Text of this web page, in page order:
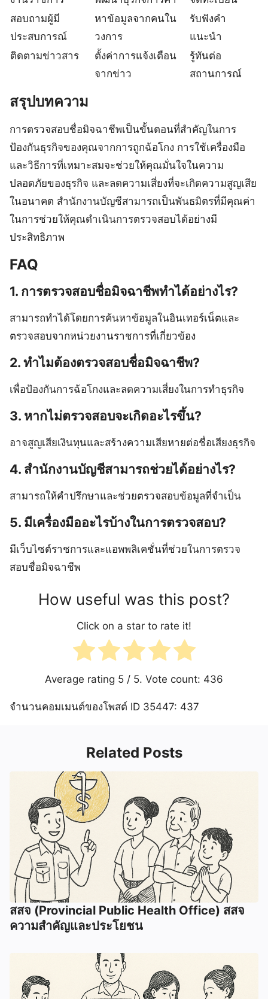
สอบถามผู้มี
ประสบการณ์
หาข้อมูลจากคนใน
วงการ
รับฟังคำ
แนะนำ
ติดตามข่าวสาร
ตั้งค่าการแจ้งเตือน
จากข่าว
รู้ทันต่อ
สถานการณ์
สรุปบทความ
การตรวจสอบชื่อมิจฉาชีพเป็นขั้นตอนที่สำคัญในการ
ป้องกันธุรกิจของคุณจากการถูกฉ้อโกง การใช้เครื่องมือ
และวิธีการที่เหมาะสมจะช่วยให้คุณมั่นใจในความ
ปลอดภัยของธุรกิจ และลดความเสี่ยงที่จะเกิดความสูญเสีย
ในอนาคต สำนักงานบัญชีสามารถเป็นพันธมิตรที่มีคุณค่า
ในการช่วยให้คุณดำเนินการตรวจสอบได้อย่างมี
ประสิทธิภาพ
FAQ
1. การตรวจสอบชื่อมิจฉาชีพทำได้อย่างไร?
สามารถทำได้โดยการค้นหาข้อมูลในอินเทอร์เน็ตและ
ตรวจสอบจากหน่วยงานราชการที่เกี่ยวข้อง
2. ทำไมต้องตรวจสอบชื่อมิจฉาชีพ?
เพื่อป้องกันการฉ้อโกงและลดความเสี่ยงในการทำธุรกิจ
3. หากไม่ตรวจสอบจะเกิดอะไรขึ้น?
อาจสูญเสียเงินทุนและสร้างความเสียหายต่อชื่อเสียงธุรกิจ
4. สำนักงานบัญชีสามารถช่วยได้อย่างไร?
สามารถให้คำปรึกษาและช่วยตรวจสอบข้อมูลที่จำเป็น
5. มีเครื่องมืออะไรบ้างในการตรวจสอบ?
มีเว็บไซต์ราชการและแอพพลิเคชั่นที่ช่วยในการตรวจ
สอบชื่อมิจฉาชีพ
How useful was this post?
Click on a star to rate it!
Average rating 5 / 5. Vote count: 436
จำนวนคอมเมนต์ของโพสต์ ID 35447: 437
Related Posts
สสจ (Provincial Public Health Office) สสจ
ความสำคัญและประโยชน